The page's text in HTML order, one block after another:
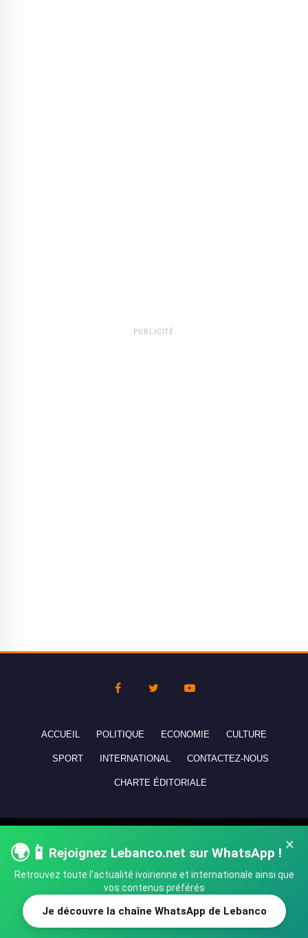
SHARE TWEET
PUBLICITÉ
×
🌍📱 Rejoignez Lebanco.net sur WhatsApp !
Retrouvez toute l'actualité ivoirienne et internationale ainsi que
vos contenus préférés
Je découvre la chaîne WhatsApp de Lebanco
ACCUEIL POLITIQUE ECONOMIE CULTURE
SPORT INTERNATIONAL CONTACTEZ-NOUS
CHARTE ÉDITORIALE
réservés - All rights reserved.